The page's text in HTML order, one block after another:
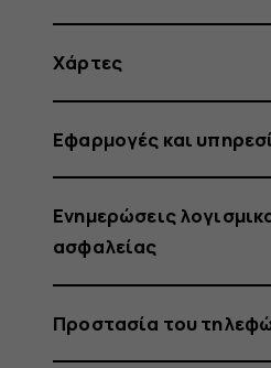
Χάρτες
Εφαρμογές και
Ενημερώσεις
ασφαλείας
Προστασία του